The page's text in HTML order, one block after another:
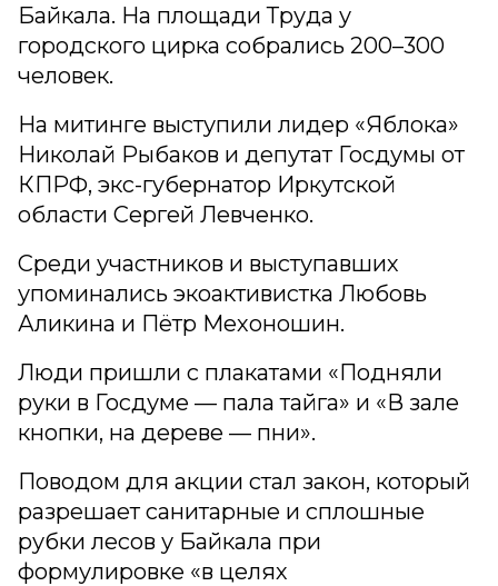
Байкала. На площади Труда у
городского цирка собрались 200–300
человек.
На митинге выступили лидер «Яблока»
Николай Рыбаков и депутат Госдумы от
КПРФ, экс-губернатор Иркутской
области Сергей Левченко.
Среди участников и выступавших
упоминались экоактивистка Любовь
Аликина и Пётр Мехоношин.
Люди пришли с плакатами «Подняли
руки в Госдуме — пала тайга» и «В зале
кнопки, на дереве — пни».
Поводом для акции стал закон, который
разрешает санитарные и сплошные
рубки лесов у Байкала при
формулировке «в целях